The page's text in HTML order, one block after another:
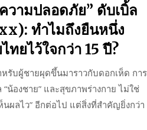
วามปลอดภัย” ดับเบิ้ล
ทำไมถึงยืนหนึ่ง
ยไว้ใจกว่า 15 ปี?
รับผู้ชายผุดขึ้นมาราวกับดอกเห็ด การ
องชาย” และสุขภาพร่างกาย ไม่ใช่
ห็นผลไว” อีกต่อไป แต่สิ่งที่สำคัญยิ่งกว่า